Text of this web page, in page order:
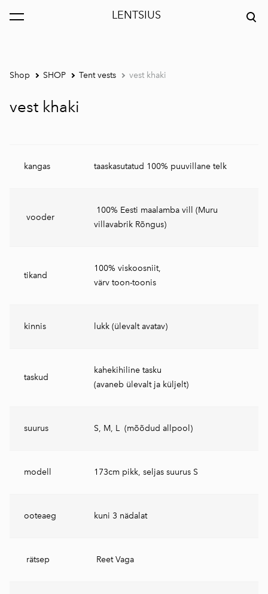
LENTSIUS
was added to the cart. View cart
Shop SHOP Tent vests vest khaki
vest khaki
kangas taaskasutatud 100% puuvillane telk
vooder
100% Eesti maalamba vill (Muru
villavabrik Rõngus)
tikand
100% viskoosniit,
värv toon-toonis
kinnis lukk (ülevalt avatav)
taskud
kahekihiline tasku
(avaneb ülevalt ja küljelt)
suurus S, M, L (mõõdud allpool)
modell 173cm pikk, seljas suurus S
ooteaeg kuni 3 nädalat
rätsep Reet Vaga